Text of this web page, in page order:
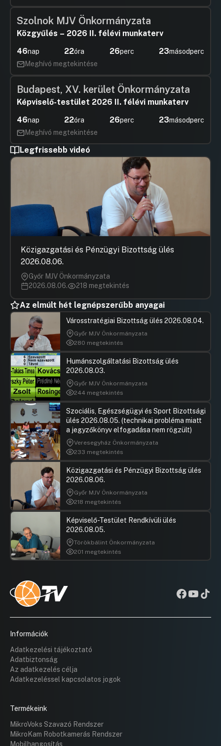
Szolnok MJV Önkormányzata
Közgyűlés – 2026 II. félévi munkaterv
46nap 22óra 26perc 22másodperc
Meghívó megtekintése
Budapest, XV. kerület Önkormányzata
Képviselő-testület 2026 II. félévi munkaterv
46nap 22óra 26perc 22másodperc
Meghívó megtekintése
Legfrissebb videó
Közigazgatási és Pénzügyi Bizottság ülés
2026.08.06.
Győr MJV Önkormányzata
2026.08.06.
218 megtekintés
Az elmúlt hét legnépszerűbb anyagai
Városstratégiai Bizottság ülés 2026.08.04.
Győr MJV Önkormányzata
280 megtekintés
Humánszolgáltatási Bizottság ülés
2026.08.03.
Győr MJV Önkormányzata
244 megtekintés
Szociális, Egészségügyi és Sport Bizottsági
ülés 2026.08.05. (technikai probléma miatt
a jegyzőkönyv elfogadása nem rögzült)
Veresegyház Önkormányzata
233 megtekintés
Közigazgatási és Pénzügyi Bizottság ülés
2026.08.06.
Győr MJV Önkormányzata
218 megtekintés
Képviselő-Testület Rendkívüli ülés
2026.08.05.
Törökbálint Önkormányzata
201 megtekintés
Információk
Adatkezelési tájékoztató
Adatbiztonság
Az adatkezelés célja
Adatkezeléssel kapcsolatos jogok
Termékeink
MikroVoks Szavazó Rendszer
MikroKam Robotkamerás Rendszer
Mobilhangosítás